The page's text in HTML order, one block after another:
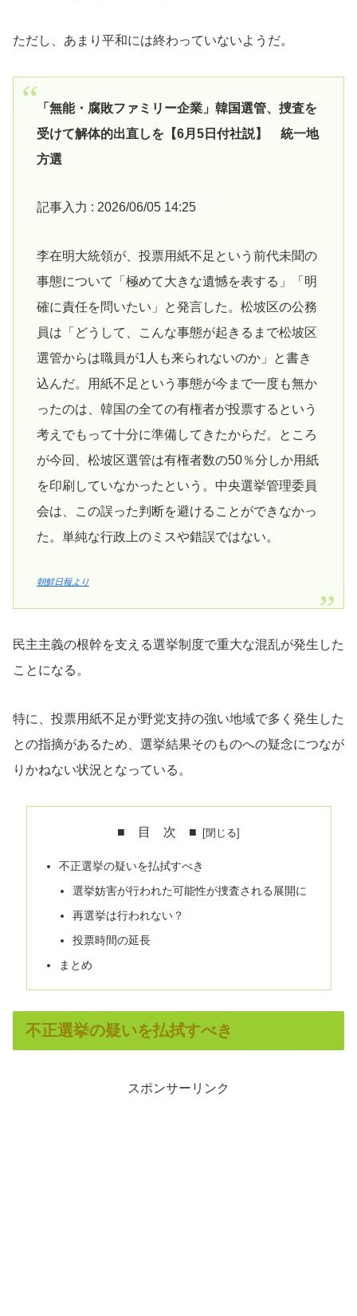
ただし、あまり平和には終わっていないようだ。
「無能・腐敗ファミリー企業」韓国選管、捜査を
受けて解体的出直しを【6月5日付社説】 統一地
方選
記事入力 : 2026/06/05 14:25
李在明大統領が、投票用紙不足という前代未聞の
事態について「極めて大きな遺憾を表する」「明
確に責任を問いたい」と発言した。松坡区の公務
員は「どうして、こんな事態が起きるまで松坡区
選管からは職員が1人も来られないのか」と書き
込んだ。用紙不足という事態が今まで一度も無か
ったのは、韓国の全ての有権者が投票するという
考えでもって十分に準備してきたからだ。ところ
が今回、松坡区選管は有権者数の50％分しか用紙
を印刷していなかったという。中央選挙管理委員
会は、この誤った判断を避けることができなかっ
た。単純な行政上のミスや錯誤ではない。
朝鮮日報より
民主主義の根幹を支える選挙制度で重大な混乱が発生した
ことになる。
特に、投票用紙不足が野党支持の強い地域で多く発生した
との指摘があるため、選挙結果そのものへの疑念につなが
りかねない状況となっている。
■ 目 次 ■
不正選挙の疑いを払拭すべき
選挙妨害が行われた可能性が捜査される展開に
再選挙は行われない？
投票時間の延長
まとめ
不正選挙の疑いを払拭すべき
スポンサーリンク